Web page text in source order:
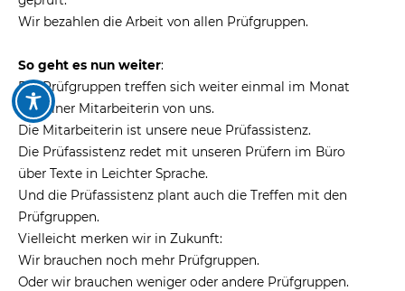
Wir bezahlen die Arbeit von allen Prüfgruppen.
So geht es nun weiter:
Die Prüfgruppen treffen sich weiter einmal im Monat
mit einer Mitarbeiterin von uns.
Die Mitarbeiterin ist unsere neue Prüfassistenz.
Die Prüfassistenz redet mit unseren Prüfern im Büro
über Texte in Leichter Sprache.
Und die Prüfassistenz plant auch die Treffen mit den
Prüfgruppen.
Vielleicht merken wir in Zukunft:
Wir brauchen noch mehr Prüfgruppen.
Oder wir brauchen weniger oder andere Prüfgruppen.